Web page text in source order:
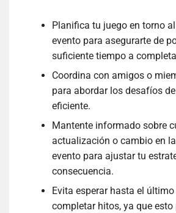
Planifica tu juego en torno
evento para asegurarte de
suficiente tiempo a
Coordina con amigos o
para abordar los desafíos
eficiente.
Mantente informado sobre
actualización o cambio en
evento para ajustar tu
consecuencia.
Evita esperar hasta el
completar hitos, ya que esto